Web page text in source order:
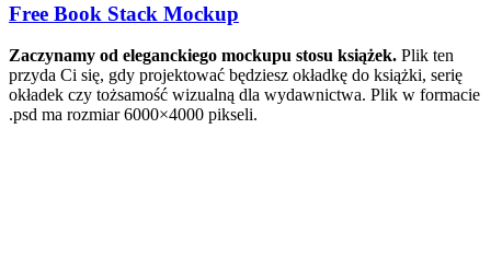
Free Book Stack Mockup
Zaczynamy od eleganckiego mockupu stosu książek. Plik ten
przyda Ci się, gdy projektować będziesz okładkę do książki, serię
okładek czy tożsamość wizualną dla wydawnictwa. Plik w formacie
.psd ma rozmiar 6000×4000 pikseli.